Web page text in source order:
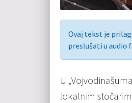
Ovaj tekst je
preslušati u audio
U
lokalnim